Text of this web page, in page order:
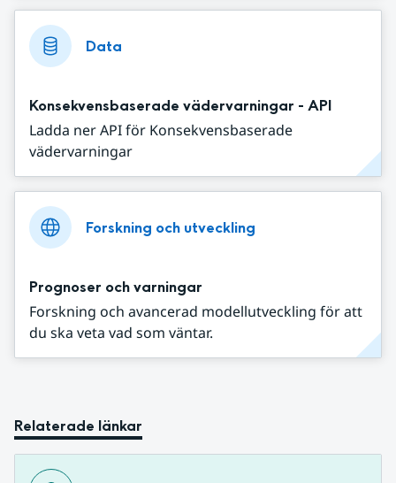
Data
Konsekvensbaserade vädervarningar - API
Ladda ner API för Konsekvensbaserade
vädervarningar
Forskning och utveckling
Prognoser och varningar
Forskning och avancerad modellutveckling för att
du ska veta vad som väntar.
Relaterade länkar